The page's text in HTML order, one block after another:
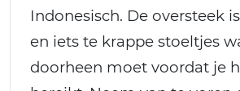
Indonesisch. De oversteek
en iets te krappe stoeltjes
doorheen moet voordat je